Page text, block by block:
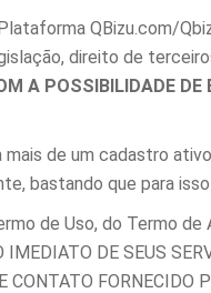
QBizu.com/
direito de
A POSSIBILIDADE DE
de um cadastro
bastando que para
de Uso, do Termo
DE SEUS
FORNECIDO